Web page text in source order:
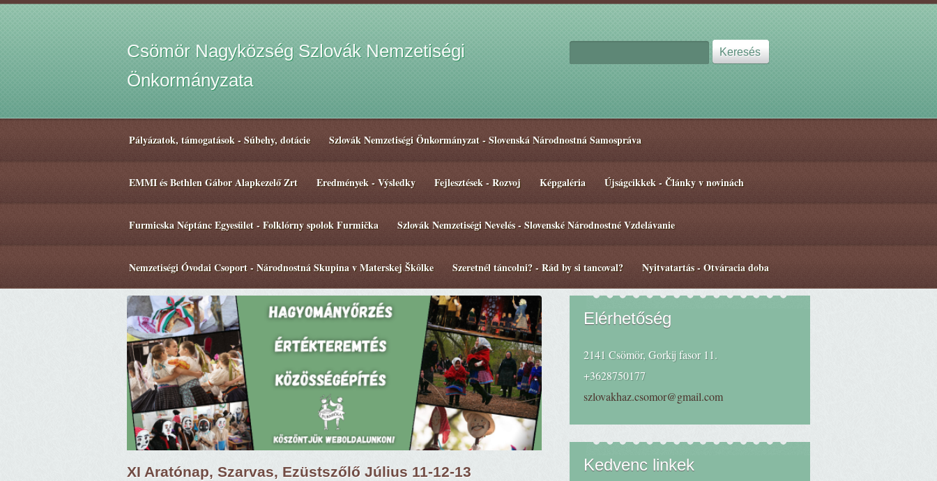
Csömör Nagyközség Szlovák Nemzetiségi
Önkormányzata
Pályázatok, támogatások - Súbehy, dotácie Szlovák Nemzetiségi Önkormányzat - Slovenská Národnostná Samospráva
EMMI és Bethlen Gábor Alapkezelő Zrt Eredmények - Výsledky Fejlesztések - Rozvoj Képgaléria Újságcikkek - Články v novinách
Furmicska Néptánc Egyesület - Folklórny spolok Furmička Szlovák Nemzetiségi Nevelés - Slovenské Národnostné Vzdelávanie
Nemzetiségi Óvodai Csoport - Národnostná Skupina v Materskej Škôlke Szeretnél táncolni? - Rád by si tancoval? Nyitvatartás - Otváracia doba
XI Aratónap, Szarvas, Ezüstszőlő Július 11-12-13
Elérhetőség
2141 Csömör, Gorkij fasor 11.
+3628750177
szlovakhaz.csomor@gmail.com
Kedvenc linkek